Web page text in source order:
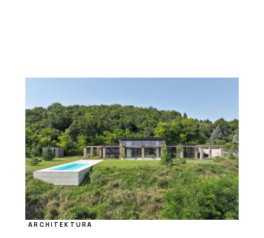
ARCHITEKTURA